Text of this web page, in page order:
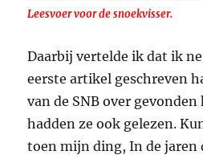
Leesvoer voor de snoekvisser.
Daarbij vertelde ik dat ik
eerste artikel geschreven
van de SNB over gevonden
hadden ze ook gelezen.
toen mijn ding, In de jaren